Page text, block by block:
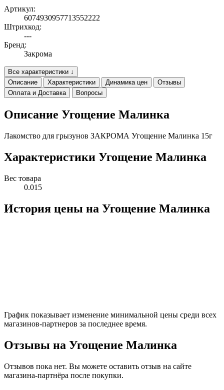
Артикул:
6074930957713552222
Штрихкод:
---
Бренд:
Закрома
Все характеристики ↓
Описание
Характеристики Динамика цен
Отзывы
Оплата и Доставка
Вопросы
Описание Угощение Малинка
Лакомство для грызунов ЗАКРОМА Угощение Малинка 15г
Характеристики Угощение Малинка
Вес товара
0.015
История цены на Угощение Малинка
График показывает изменение минимальной цены среди всех
магазинов-партнеров за последнее время.
Отзывы на Угощение Малинка
Отзывов пока нет. Вы можете оставить отзыв на сайте
магазина-партнёра после покупки.